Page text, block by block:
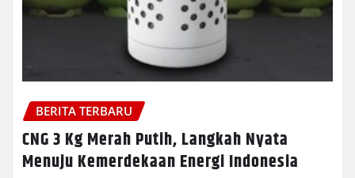
BERITA TERBARU
CNG 3 Kg Merah Putih, Langkah Nyata
Menuju Kemerdekaan Energi Indonesia